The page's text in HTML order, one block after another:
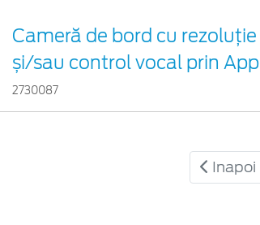
Cameră de bord cu
și/sau control vocal prin
2730087
Inapoi